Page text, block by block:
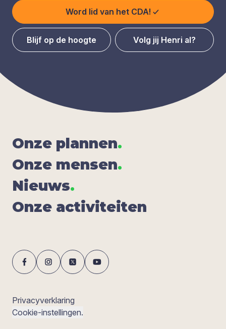
Word lid van het CDA!
Blijf op de hoogte Volg jij Henri al?
Onze plan­nen.
Onze men­sen.
Nieuws.
Onze acti­vi­tei­ten
Privacyverklaring
Cookie-instellingen.